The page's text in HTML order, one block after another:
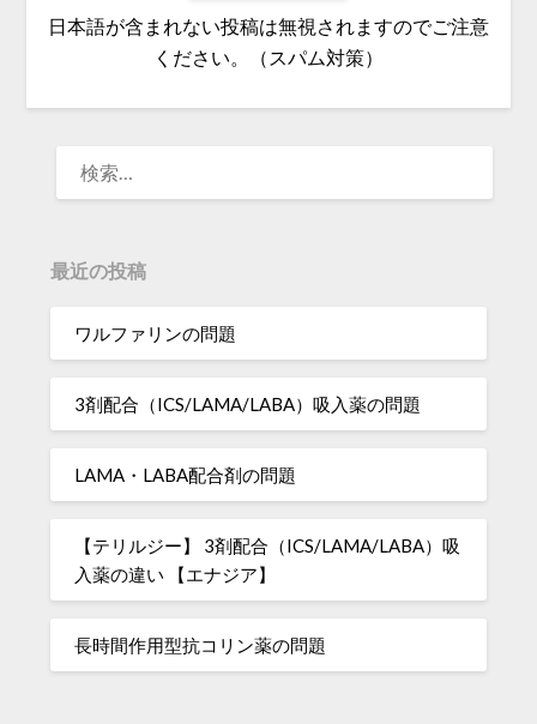
日本語が含まれない投稿は無視されますのでご注意
ください。（スパム対策）
最近の投稿
ワルファリンの問題
3剤配合（ICS/LAMA/LABA）吸入薬の問題
LAMA・LABA配合剤の問題
【テリルジー】 3剤配合（ICS/LAMA/LABA）吸
入薬の違い 【エナジア】
長時間作用型抗コリン薬の問題